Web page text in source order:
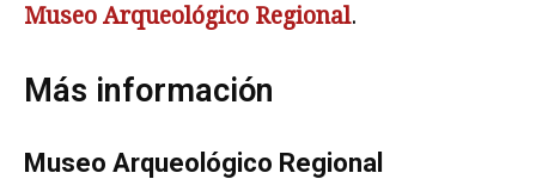
Museo Arqueológico Regional.
Más información
Museo Arqueológico Regional